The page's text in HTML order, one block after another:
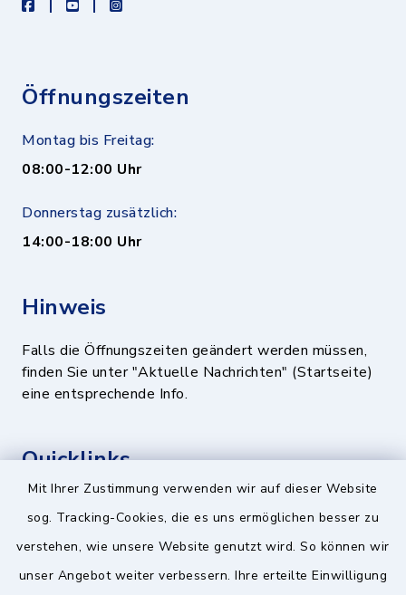
Mit Ihrer Zustimmung verwenden wir auf dieser Website
sog. Tracking-Cookies, die es uns ermöglichen besser zu
verstehen, wie unsere Website genutzt wird. So können wir
unser Angebot weiter verbessern. Ihre erteilte Einwilligung
facebookyoutubeinstagram
Öffnungszeiten
Montag bis Freitag:
08:00-12:00 Uhr
Donnerstag zusätzlich:
14:00-18:00 Uhr
Hinweis
Falls die Öffnungszeiten geändert werden müssen,
finden Sie unter "Aktuelle Nachrichten" (Startseite)
eine entsprechende Info.
Quicklinks
Landratsamt München
Zweckverband München Südost